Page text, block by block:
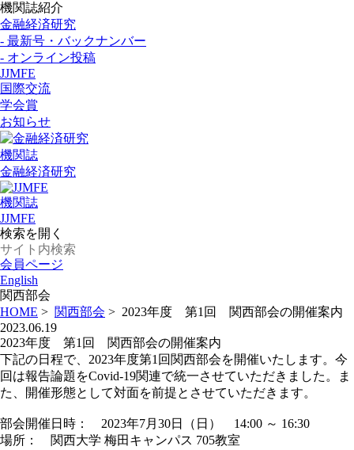
機関誌紹介
金融経済研究
- 最新号・バックナンバー
- オンライン投稿
JJMFE
国際交流
学会賞
お知らせ
機関誌
金融経済研究
機関誌
JJMFE
検索を開く
会員ページ
English
関西部会
HOME > 関西部会 > 2023年度 第1回 関西部会の開催案内
2023.06.19
2023年度 第1回 関西部会の開催案内
下記の日程で、2023年度第1回関西部会を開催いたします。今
回は報告論題をCovid-19関連で統一させていただきました。ま
た、開催形態として対面を前提とさせていただきます。
部会開催日時： 2023年7月30日（日） 14:00 ～ 16:30
場所： 関西大学 梅田キャンパス 705教室